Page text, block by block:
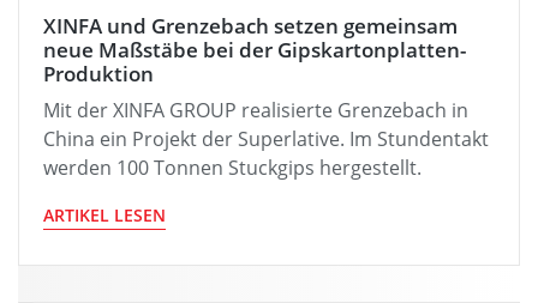
XINFA und Grenzebach setzen gemeinsam
neue Maßstäbe bei der Gipskartonplatten-
Produktion
Mit der XINFA GROUP realisierte Grenzebach in
China ein Projekt der Superlative. Im Stundentakt
werden 100 Tonnen Stuckgips hergestellt.
ARTIKEL LESEN